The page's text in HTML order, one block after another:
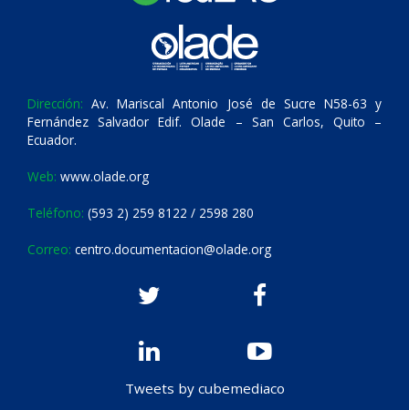
Dirección: Av. Mariscal Antonio José de Sucre N58-63 y
Fernández Salvador Edif. Olade – San Carlos, Quito –
Ecuador.
Web: www.olade.org
Teléfono: (593 2) 259 8122 / 2598 280
Correo: centro.documentacion@olade.org
Tweets by cubemediaco